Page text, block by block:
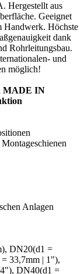
Hergestellt aus
Geeignet
Handwerk. Höchste
dank
Rohrleitungsbau.
und
möglich!
MADE IN
Anlagen
DN20(d1 =
33,7mm | 1"),
DN40(d1 =